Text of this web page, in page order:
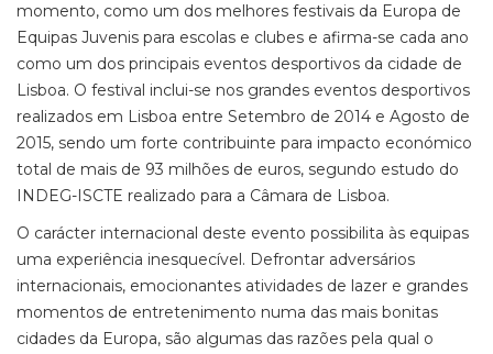
momento, como um dos melhores festivais da Europa de
Equipas Juvenis para escolas e clubes e afirma-se cada ano
como um dos principais eventos desportivos da cidade de
Lisboa. O festival inclui-se nos grandes eventos desportivos
realizados em Lisboa entre Setembro de 2014 e Agosto de
2015, sendo um forte contribuinte para impacto económico
total de mais de 93 milhões de euros, segundo estudo do
INDEG-ISCTE realizado para a Câmara de Lisboa.
O carácter internacional deste evento possibilita às equipas
uma experiência inesquecível. Defrontar adversários
internacionais, emocionantes atividades de lazer e grandes
momentos de entretenimento numa das mais bonitas
cidades da Europa, são algumas das razões pela qual o